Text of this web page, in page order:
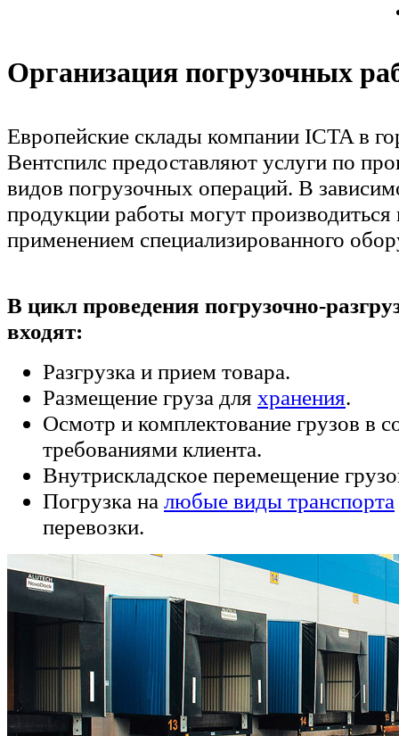
Организация погрузочных
Европейские склады компании ICTA в
Вентспилс предоставляют услуги по
видов погрузочных операций. В
продукции работы могут
применением специализированного
В цикл проведения погрузочно-
входят:
Разгрузка и прием товара.
Размещение груза для хранения.
Осмотр и комплектование грузов в
требованиями клиента.
Внутрискладское перемещение
Погрузка на любые виды транспорта
перевозки.